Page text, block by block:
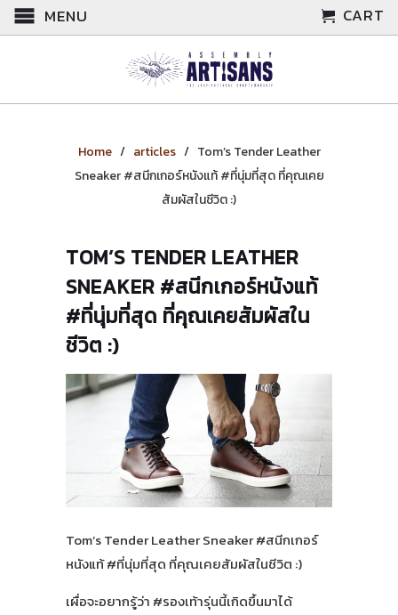
MENU CART
Home/ articles/ Tom’s Tender Leather
Sneaker #สนีกเกอร์หนังแท้ #ที่นุ่มที่สุด ที่คุณเคย
สัมผัสในชีวิต :)
TOM’S TENDER LEATHER
SNEAKER #สนีกเกอร์หนังแท้
#ที่นุ่มที่สุด ที่คุณเคยสัมผัสใน
ชีวิต :)
Tom’s Tender Leather Sneaker #สนีกเกอร์
หนังแท้ #ที่นุ่มที่สุด ที่คุณเคยสัมผัสในชีวิต :)
เผื่อจะอยากรู้ว่า #รองเท้ารุ่นนี้เกิดขึ้นมาได้